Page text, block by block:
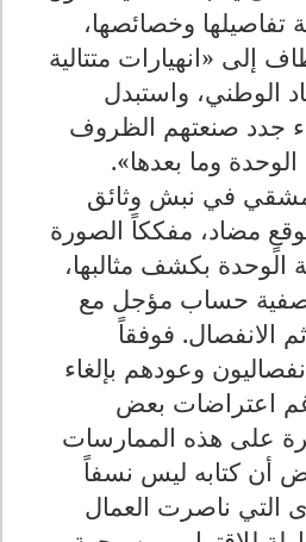
وخصائصها،
إلى «انهيارات متتالية
الوطني، واستبدل
جدد صنعتهم الظروف
وما بعدها».
في نبش وثائق
مضاد، مفككاً الصورة
الوحدة بكشف مثالبها،
تصفية حساب مؤجل مع
الانفصال. فوفقاً
وعودهم بإلغاء
اعتراضات بعض
على هذه الممارسات
أن كتابه ليس نسفاً
التي ناصرت العمال